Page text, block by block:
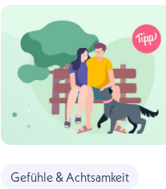
Gefühle & Achtsamkeit